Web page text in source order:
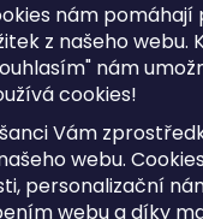
nám
z našeho
nám
cookies!
Vám
webu.
personalizační
webu a díky
osobních údajů
dotazy
cookies